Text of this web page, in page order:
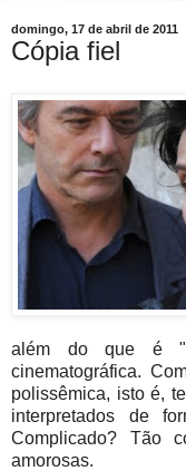
domingo, 17 de abril de 2011
Cópia fiel
além do que é
cinematográfica.
polissêmica, isto é,
interpretados de
Complicado? Tão
amorosas.